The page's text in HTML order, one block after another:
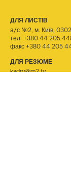
ДЛЯ ЛИСТІВ
а/с №2, м. Київ,
тел. +380 44 205
факс +380 44 205
ДЛЯ РЕЗЮМЕ
kadry@m2.tv